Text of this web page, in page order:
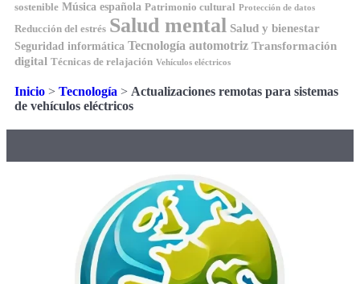
sostenible Música española Patrimonio cultural Protección de datos
Reducción del estrés Salud mental Salud y bienestar
Seguridad informática Tecnología automotriz Transformación
digital Técnicas de relajación Vehículos eléctricos
Inicio > Tecnología > Actualizaciones remotas para sistemas
de vehículos eléctricos